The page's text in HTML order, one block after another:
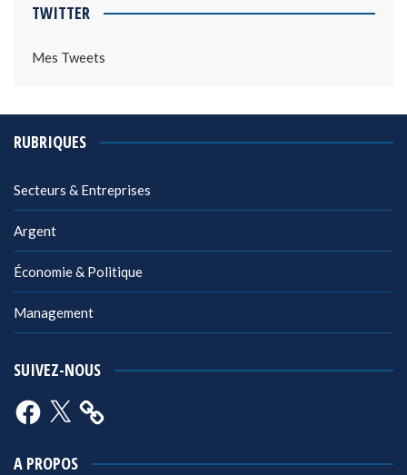
TWITTER
Mes Tweets
RUBRIQUES
Secteurs & Entreprises
Argent
Économie & Politique
Management
SUIVEZ-NOUS
Facebook
X
A PROPOS